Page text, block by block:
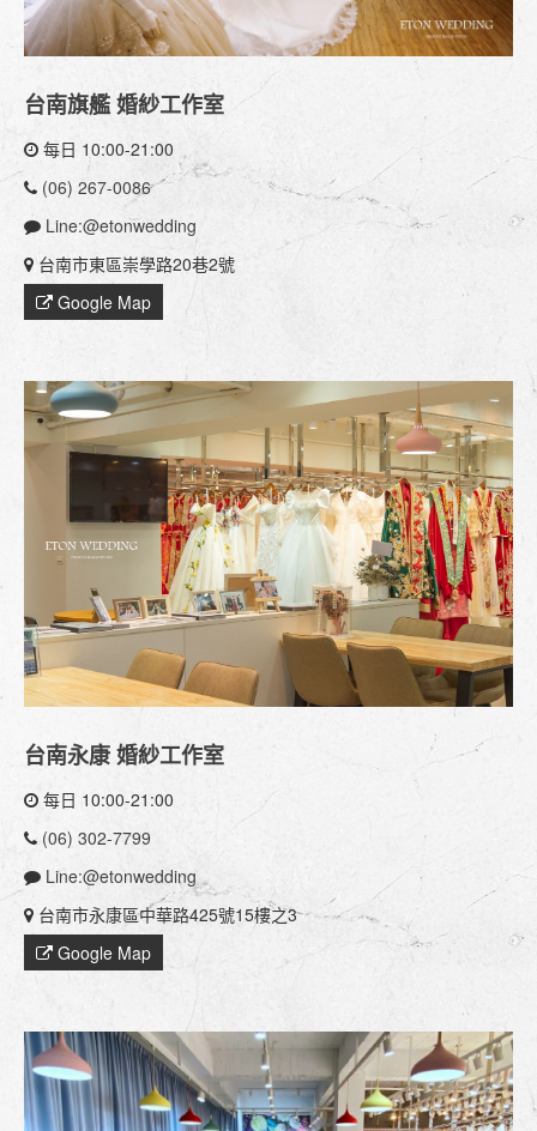
台南旗艦 婚紗工作室
每日 10:00-21:00
(06) 267-0086
Line:@etonwedding
台南市東區崇學路20巷2號
Google Map
台南永康 婚紗工作室
每日 10:00-21:00
(06) 302-7799
Line:@etonwedding
台南市永康區中華路425號15樓之3
Google Map